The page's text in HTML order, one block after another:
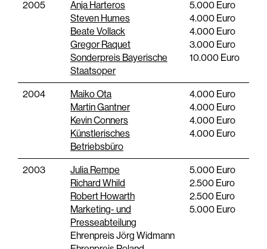
2005
Anja Harteros
Steven Humes
Beate Vollack
Gregor Raquet
Sonderpreis Bayerische
Staatsoper
5.000 Euro
4.000 Euro
4.000 Euro
3.000 Euro
10.000 Euro
2004
Maiko Ota
Martin Gantner
Kevin Conners
Künstlerisches
Betriebsbüro
4.000 Euro
4.000 Euro
4.000 Euro
4.000 Euro
2003
Julia Rempe
Richard Whild
Robert Howarth
Marketing- und
Presseabteilung
Ehrenpreis Jörg Widmann
5.000 Euro
2.500 Euro
2.500 Euro
5.000 Euro